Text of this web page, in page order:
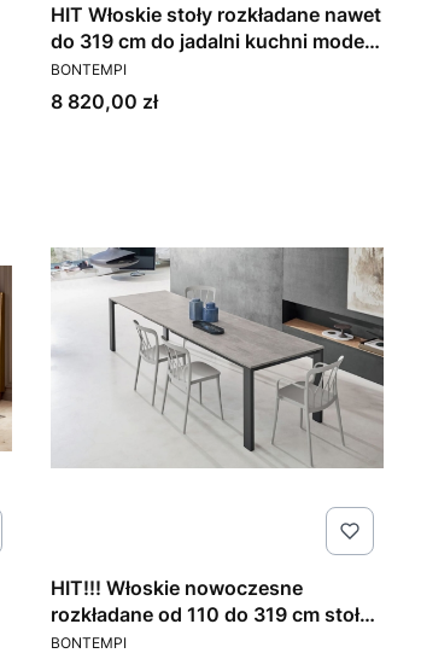
HIT Włoskie stoły rozkładane nawet
do 319 cm do jadalni kuchni model
Pascal Bontempi
PRODUCENT
BONTEMPI
Cena
8 820,00 zł
HIT!!! Włoskie nowoczesne
rozkładane od 110 do 319 cm stoły
TOM do jadalni kuchni Bontempi
PRODUCENT
BONTEMPI